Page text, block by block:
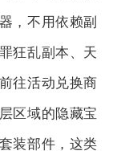
，不用依赖副
狂乱副本、天
往活动兑换商
区域的隐藏宝
装部件，这类